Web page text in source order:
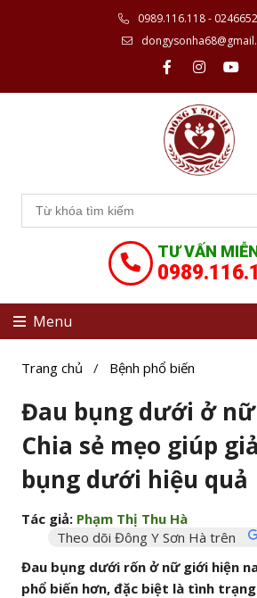
0989.116.118 -
TƯ VẤN
Menu
Trang chủ / Bệnh phổ biến
Đau bụng dưới ở
Chia sẻ mẹo giúp
bụng dưới hiệu quả
Tác giả: Phạm Thị Thu Hà
Theo dõi Đông Y Sơn Hà trên
Đau bụng dưới rốn ở nữ giới hiện
phổ biến hơn, đặc biệt là tình